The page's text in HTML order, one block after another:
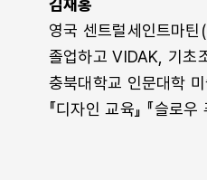
영국 센트럴세인트마
졸업하고 VIDAK, 기초
충북대학교 인문대학
『디자인 교육』 『슬로